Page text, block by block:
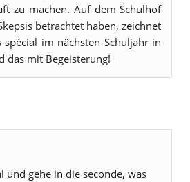
zu machen. Auf dem Schulhof
betrachtet haben, zeichnet
im nächsten Schuljahr in
das mit Begeisterung!
und gehe in die seconde, was